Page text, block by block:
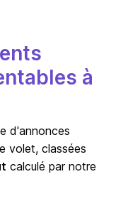
à
d'annonces
volet, classées
calculé par notre